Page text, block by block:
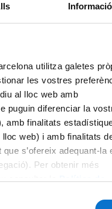
Informació
utilitza galetes
les vostres
al lloc web amb
puguin diferenciar la
amb finalitats
web) i amb finalitats
s’ofereix adequant-la
Per obtenir més